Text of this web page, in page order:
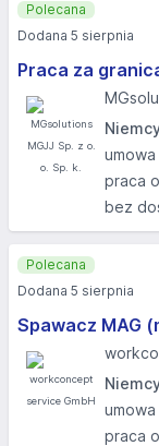
Praca za
praca
bez
Polecana
Dodana 5 sierpnia
Spawacz MAG
praca
Polecana
Dodana 5 sierpnia